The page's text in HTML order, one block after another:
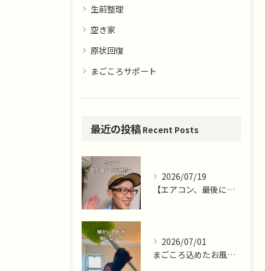
生前整理
空き家
原状回復
まごころサポート
最近の投稿 Recent Posts
2026/07/19
【エアコン、最後に掃除したのはいつですか？🌿】
2026/07/01
まごころ込めたお風呂掃除ならまごころサポート藤沢十色店